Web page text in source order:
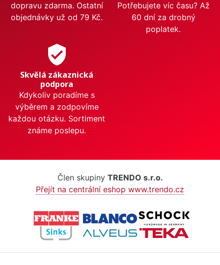
dopravu zdarma. Ostatní
objednávky už od 79 Kč.
Potřebujete víc času? Až
60 dní za drobný
poplatek.
verified_user
Skvělá zákaznická
podpora
Kdykoliv poradíme s
výběrem a zodpovíme
každou otázku. Sortiment
známe poslepu.
Člen skupiny TRENDO s.r.o.
Přejít na centrální eshop www.trendo.cz